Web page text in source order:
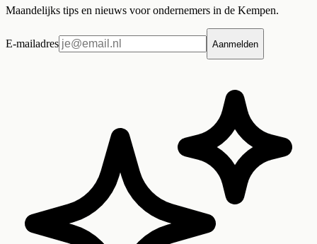
Maandelijks tips en nieuws voor ondernemers in de Kempen.
E-mailadres Aanmelden